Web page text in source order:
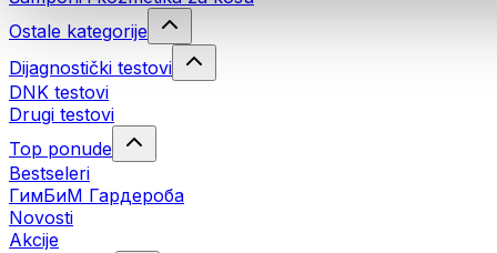
Ostale kategorije
Dijagnostički testovi
DNK testovi
Drugi testovi
Top ponude
Bestseleri
ГимБиМ Гардeробa
Novosti
Akcije